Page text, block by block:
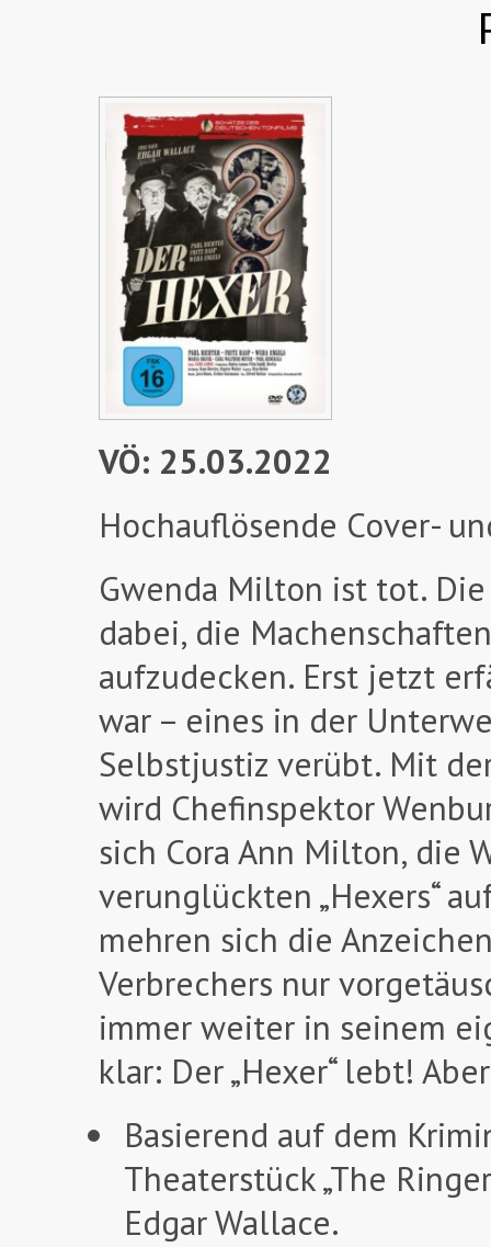
VÖ: 25.03.2022
Hochauflösende Cover-
Gwenda Milton ist tot.
dabei, die
aufzudecken. Erst jetzt
war – eines in der
Selbstjustiz verübt. Mit
wird Chefinspektor
sich Cora Ann Milton, die
verunglückten „Hexers“
mehren sich die
Verbrechers nur
immer weiter in seinem
klar: Der „Hexer“ lebt!
Basierend auf dem
Theaterstück „The
Edgar Wallace.